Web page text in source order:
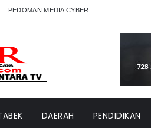
PEDOMAN MEDIA CYBER
DAERAH PENDIDIKAN